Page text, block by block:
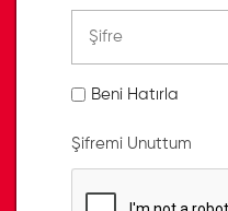
Beni Hatırla
Şifremi Unuttum